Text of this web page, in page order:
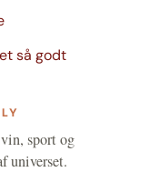
så godt
sport og
universet.